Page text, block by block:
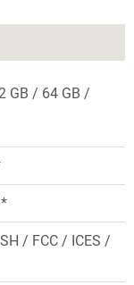
GB
64 GB
/ FCC / ICES /